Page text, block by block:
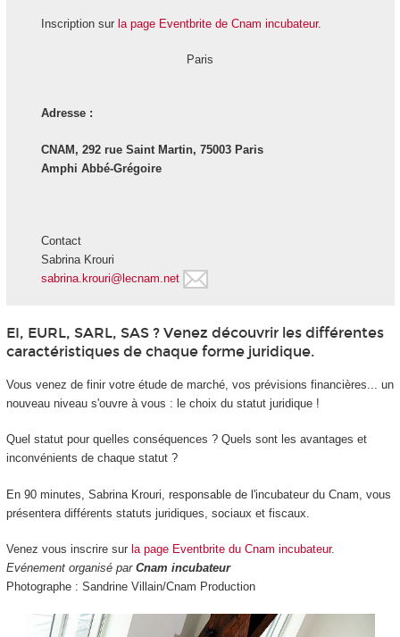
Inscription sur la page Eventbrite de Cnam incubateur.
Paris
Adresse :
CNAM, 292 rue Saint Martin, 75003 Paris
Amphi Abbé-Grégoire
Contact
Sabrina Krouri
sabrina.krouri@lecnam.net
EI, EURL, SARL, SAS ? Venez découvrir les différentes
caractéristiques de chaque forme juridique.
Vous venez de finir votre étude de marché, vos prévisions financières... un
nouveau niveau s'ouvre à vous : le choix du statut juridique !
Quel statut pour quelles conséquences ? Quels sont les avantages et
inconvénients de chaque statut ?
En 90 minutes, Sabrina Krouri, responsable de l'incubateur du Cnam, vous
présentera différents statuts juridiques, sociaux et fiscaux.
Venez vous inscrire sur la page Eventbrite du Cnam incubateur.
Evénement organisé parCnam incubateur
Photographe : Sandrine Villain/Cnam Production